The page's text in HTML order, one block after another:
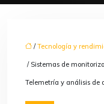
/Tecnología y
/ Sistemas de
Telemetría y análisis de